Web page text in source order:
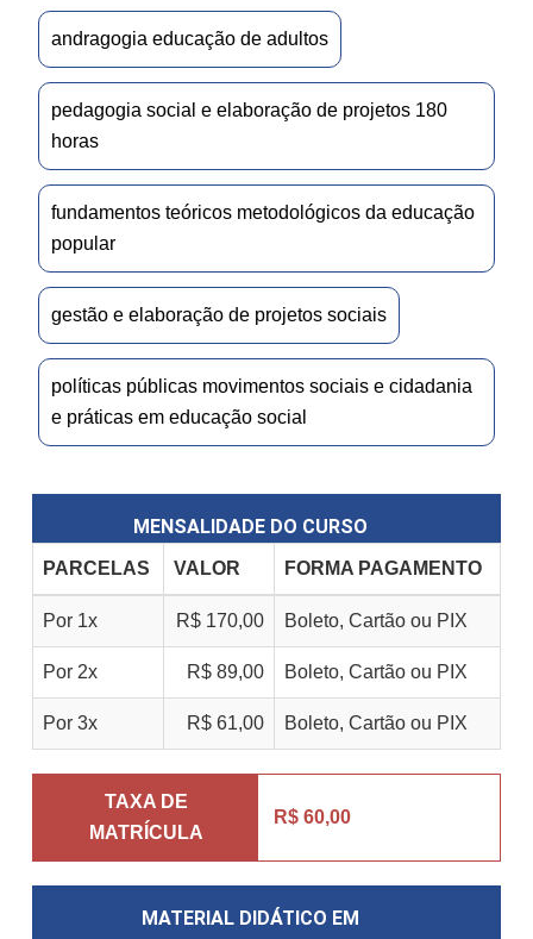
andragogia educação de adultos
pedagogia social e elaboração de projetos 180
horas
fundamentos teóricos metodológicos da educação
popular
gestão e elaboração de projetos sociais
políticas públicas movimentos sociais e cidadania
e práticas em educação social
MENSALIDADE DO CURSO
PARCELAS VALOR FORMA PAGAMENTO
Por 1x R$ 170,00 Boleto, Cartão ou PIX
Por 2x R$ 89,00 Boleto, Cartão ou PIX
Por 3x R$ 61,00 Boleto, Cartão ou PIX
TAXA DE
MATRÍCULA
R$ 60,00
MATERIAL DIDÁTICO EM